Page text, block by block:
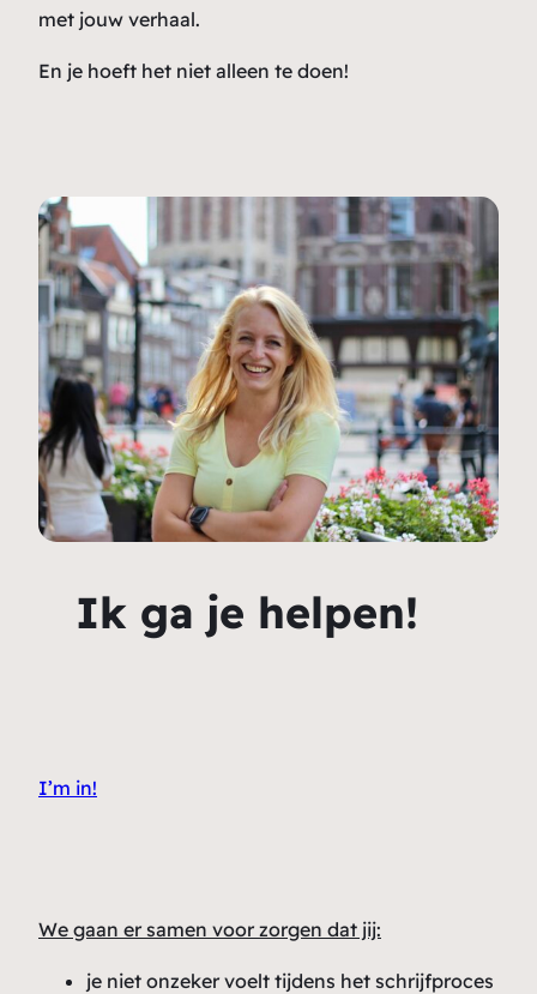
met jouw verhaal.
En je hoeft het niet alleen te doen!
Ik ga je helpen!
I’m in!
We gaan er samen voor zorgen dat jij:
je niet onzeker voelt tijdens het schrijfproces